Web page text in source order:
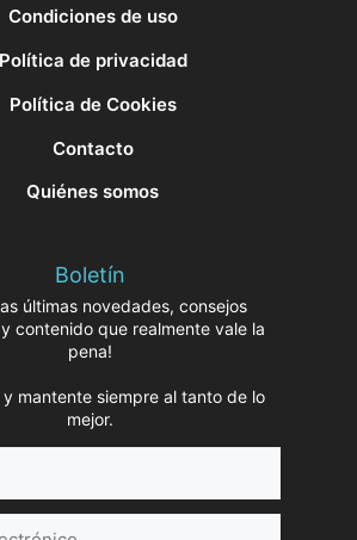
Condiciones de uso
Política de privacidad
Política de Cookies
Contacto
Quiénes somos
Boletín
últimas novedades, consejos
contenido que realmente vale la
pena!
mantente siempre al tanto de lo
mejor.